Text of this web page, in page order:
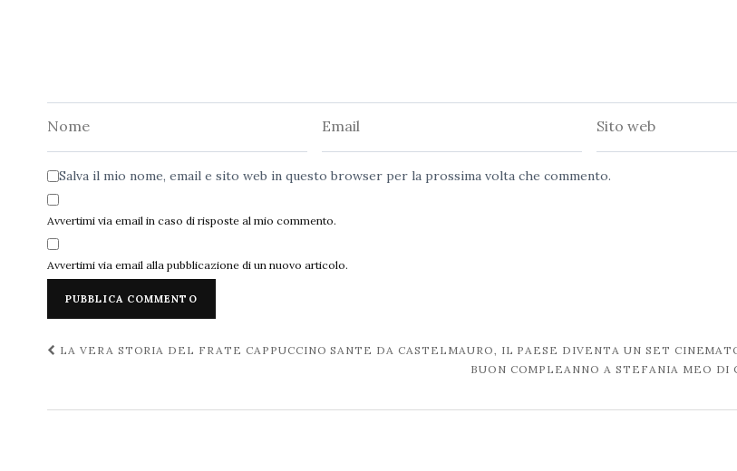
Salva il mio nome, email e sito web in questo browser per la prossima volta che commento.
Avvertimi via email in caso di risposte al mio commento.
Avvertimi via email alla pubblicazione di un nuovo articolo.
Navigazione
LA VERA STORIA DEL FRATE CAPPUCCINO SANTE DA CASTELMAURO, IL PAESE DIVENTA UN SET
BUON COMPLEANNO A STEFANIA MEO DI